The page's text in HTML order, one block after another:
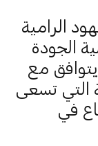
الرامية
الجودة
مع
التي تسعى
في